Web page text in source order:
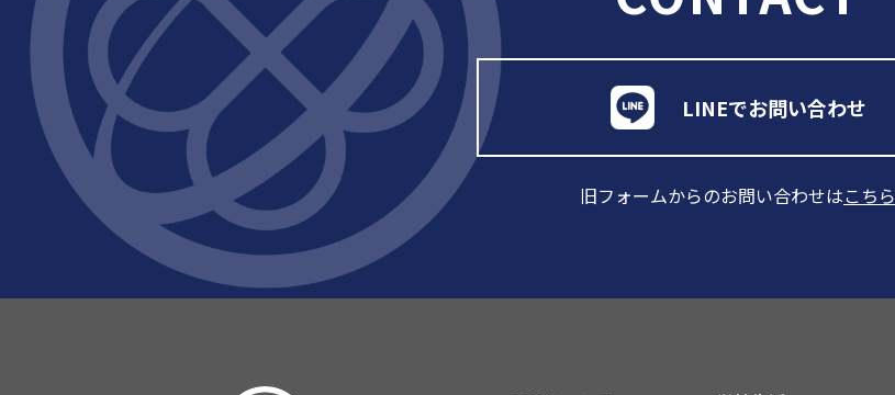
LINEでお問い合わせ
旧フォームからのお問い合わせはこちら